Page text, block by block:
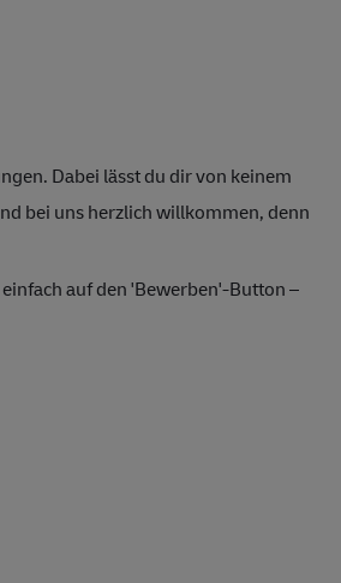
Dabei lässt du dir von keinem
bei uns herzlich willkommen, denn
auf den 'Bewerben'-Button –